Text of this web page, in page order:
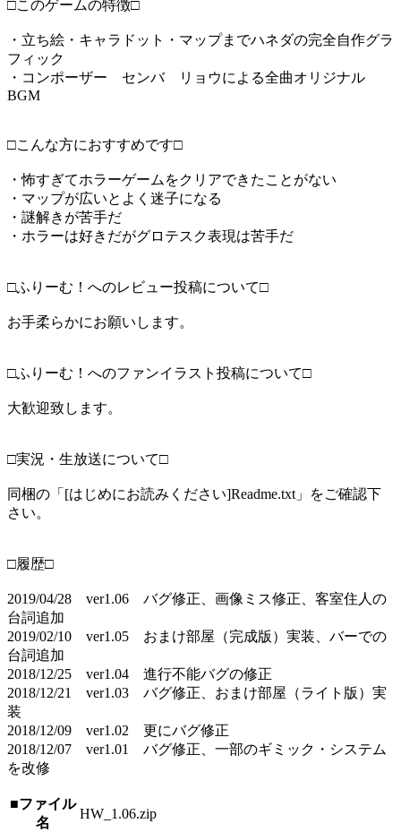
□このゲームの特徴□
・立ち絵・キャラドット・マップまでハネダの完全自作グラ
フィック
・コンポーザー センバ リョウによる全曲オリジナル
BGM
□こんな方におすすめです□
・怖すぎてホラーゲームをクリアできたことがない
・マップが広いとよく迷子になる
・謎解きが苦手だ
・ホラーは好きだがグロテスク表現は苦手だ
□ふりーむ！へのレビュー投稿について□
お手柔らかにお願いします。
□ふりーむ！へのファンイラスト投稿について□
大歓迎致します。
□実況・生放送について□
同梱の「[はじめにお読みください]Readme.txt」をご確認下
さい。
□履歴□
2019/04/28 ver1.06 バグ修正、画像ミス修正、客室住人の
台詞追加
2019/02/10 ver1.05 おまけ部屋（完成版）実装、バーでの
台詞追加
2018/12/25 ver1.04 進行不能バグの修正
2018/12/21 ver1.03 バグ修正、おまけ部屋（ライト版）実
装
2018/12/09 ver1.02 更にバグ修正
2018/12/07 ver1.01 バグ修正、一部のギミック・システム
を改修
■ファイル
名
HW_1.06.zip